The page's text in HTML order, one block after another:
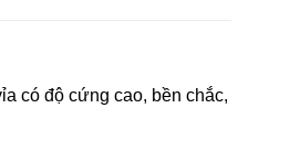
có độ cứng cao, bền chắc,